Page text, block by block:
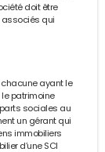
doit être
qui
chacune ayant le
le patrimoine
sociales au
un gérant qui
immobiliers
d’une SCI